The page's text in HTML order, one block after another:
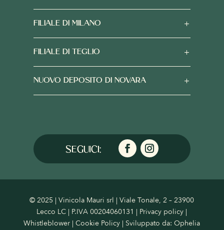
FILIALE DI MILANO
FILIALE DI TEGLIO
NUOVO DEPOSITO DI NOVARA
© 2025 | Vinicola Mauri srl | Viale Tonale, 2 – 23900
Lecco LC | P.IVA 00204060131 | Privacy policy |
Whistleblower |Cookie Policy | Sviluppato da:Ophelia